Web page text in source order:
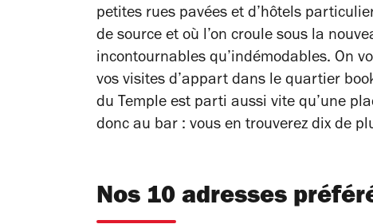
petites rues pavées et d’hôtels
de source et où l’on croule sous la
incontournables qu’indémodables. On
vos visites d’appart dans le quartier
du Temple est parti aussi vite qu’une
donc au bar : vous en trouverez dix de
Nos 10 adresses